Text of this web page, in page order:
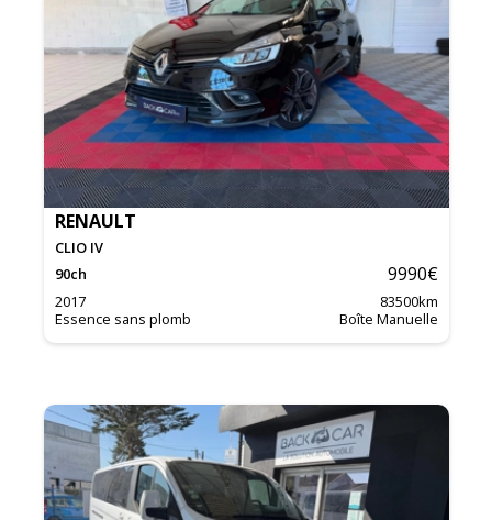
RENAULT
CLIO IV
90ch 9990€
2017 83500km
Essence sans plomb
Boîte Manuelle